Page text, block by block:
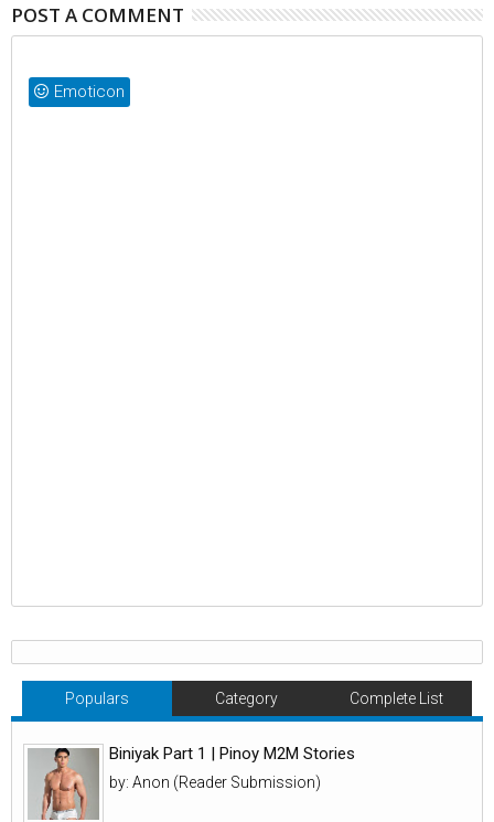
POST A COMMENT
Emoticon
Populars Category Complete List
Biniyak Part 1 | Pinoy M2M Stories
by: Anon (Reader Submission)